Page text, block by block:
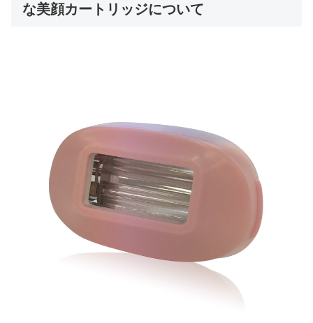
な美顔カートリッジについて